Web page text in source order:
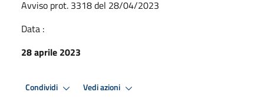
Avviso prot. 3318 del 28/04/2023
Data :
28 aprile 2023
Condividi Vedi azioni